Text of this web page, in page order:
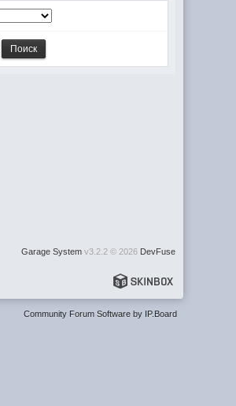
Garage Systemv3.2.2 © 2026 DevFuse
Community Forum Software by IP.Board